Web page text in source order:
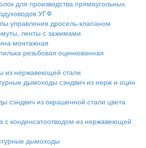
для производства прямоугольных
УГФ
управления дросель-клапаном
ленты с зажимами
монтажная
резьбовая оцинкованная
из нержавеющей стали
дымоходы сэндвич из нерж и оцин
сэндвич из окрашенной стали цвета
с конденсатоотводом из нержавеющей
дымоходы